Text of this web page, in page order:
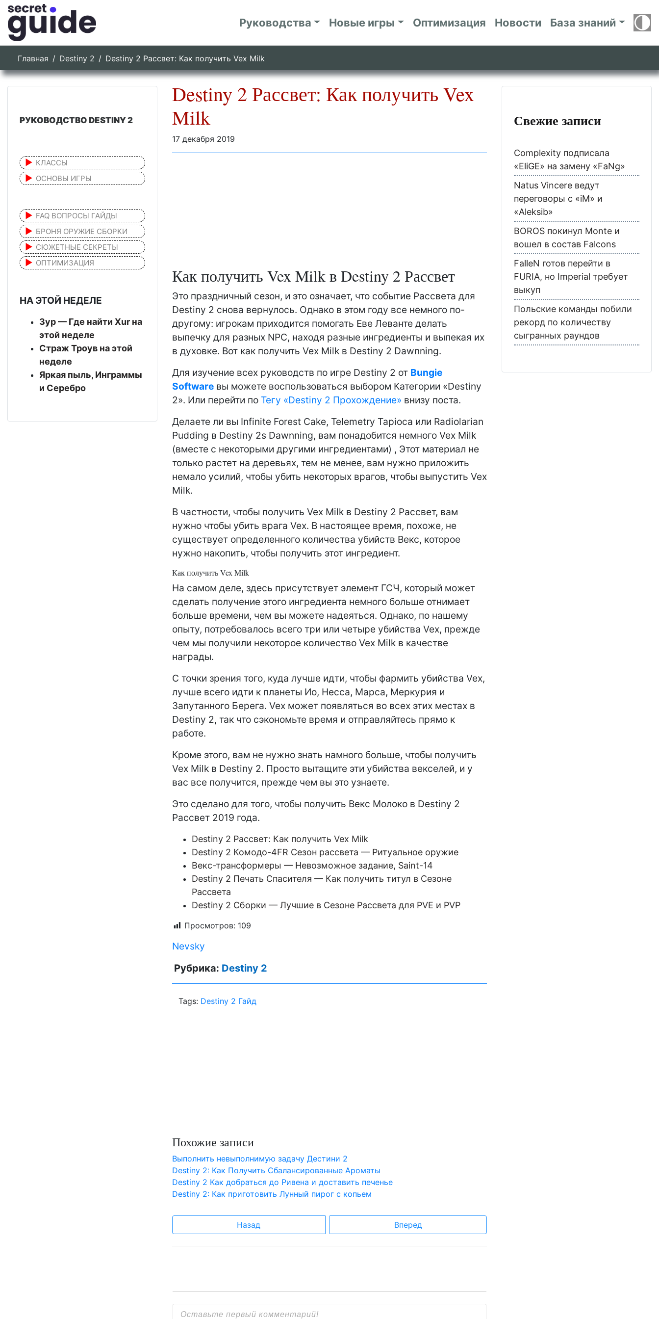
Руководства Новые игры Оптимизация Новости База знаний
Главная Destiny 2 Destiny 2 Рассвет: Как получить Vex Milk
Destiny 2 Рассвет: Как получить Vex
Milk
17 декабря 2019
Как получить Vex Milk в Destiny 2 Рассвет
Это праздничный сезон, и это означает, что событие Рассвета для
Destiny 2 снова вернулось. Однако в этом году все немного по-
другому: игрокам приходится помогать Еве Леванте делать
выпечку для разных NPC, находя разные ингредиенты и выпекая их
в духовке. Вот как получить Vex Milk в Destiny 2 Dawnning.
Для изучение всех руководств по игре Destiny 2 от Bungie
Software вы можете воспользоваться выбором Категории «Destiny
2». Или перейти по Тегу «Destiny 2 Прохождение» внизу поста.
Делаете ли вы Infinite Forest Cake, Telemetry Tapioca или Radiolarian
Pudding в Destiny 2s Dawnning, вам понадобится немного Vex Milk
(вместе с некоторыми другими ингредиентами) , Этот материал не
только растет на деревьях, тем не менее, вам нужно приложить
немало усилий, чтобы убить некоторых врагов, чтобы выпустить Vex
Milk.
В частности, чтобы получить Vex Milk в Destiny 2 Рассвет, вам
нужно чтобы убить врага Vex. В настоящее время, похоже, не
существует определенного количества убийств Векс, которое
нужно накопить, чтобы получить этот ингредиент.
Как получить Vex Milk
На самом деле, здесь присутствует элемент ГСЧ, который может
сделать получение этого ингредиента немного больше отнимает
больше времени, чем вы можете надеяться. Однако, по нашему
опыту, потребовалось всего три или четыре убийства Vex, прежде
чем мы получили некоторое количество Vex Milk в качестве
награды.
С точки зрения того, куда лучше идти, чтобы фармить убийства Vex,
лучше всего идти к планеты Ио, Несса, Марса, Меркурия и
Запутанного Берега. Vex может появляться во всех этих местах в
Destiny 2, так что сэкономьте время и отправляйтесь прямо к
работе.
Кроме этого, вам не нужно знать намного больше, чтобы получить
Vex Milk в Destiny 2. Просто вытащите эти убийства векселей, и у
вас все получится, прежде чем вы это узнаете.
Это сделано для того, чтобы получить Векс Молоко в Destiny 2
Рассвет 2019 года.
Destiny 2 Рассвет: Как получить Vex Milk
Destiny 2 Комодо-4FR Сезон рассвета — Ритуальное оружие
Векс-трансформеры — Невозможное задание, Saint-14
Destiny 2 Печать Спасителя — Как получить титул в Сезоне
Рассвета
Destiny 2 Сборки — Лучшие в Сезоне Рассвета для PVE и PVP
Просмотров: 109
Nevsky
Рубрика: Destiny 2
Tags: Destiny 2 Гайд
Похожие записи
Выполнить невыполнимую задачу Дестини 2
Destiny 2: Как Получить Сбалансированные Ароматы
Destiny 2 Как добраться до Ривена и доставить печенье
Destiny 2: Как приготовить Лунный пирог с копьем
Назад Вперед
РУКОВОДСТВО DESTINY 2
КЛАССЫ
ОСНОВЫ ИГРЫ
FAQ ВОПРОСЫ ГАЙДЫ
БРОНЯ ОРУЖИЕ СБОРКИ
СЮЖЕТНЫЕ СЕКРЕТЫ
ОПТИМИЗАЦИЯ
НА ЭТОЙ НЕДЕЛЕ
Зур — Где найти Xur на
этой неделе
Страж Троув на этой
неделе
Яркая пыль, Инграммы
и Серебро
Свежие записи
Complexity подписала
«EliGE» на замену «FaNg»
Natus Vincere ведут
переговоры с «iM» и
«Aleksib»
BOROS покинул Monte и
вошел в состав Falcons
FalleN готов перейти в
FURIA, но Imperial требует
выкуп
Польские команды побили
рекорд по количеству
сыгранных раундов